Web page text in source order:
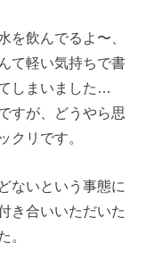
を飲んでるよ〜、
て軽い気持ちで書
しまいました…
すが、どうやら思
クリです。
ないという事態に
き合いいただいた
。